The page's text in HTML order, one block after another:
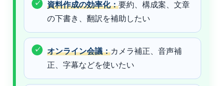
資料作成の効率化：要約、構成案、文章
の下書き、翻訳を補助したい
オンライン会議：カメラ補正、音声補
正、字幕などを使いたい